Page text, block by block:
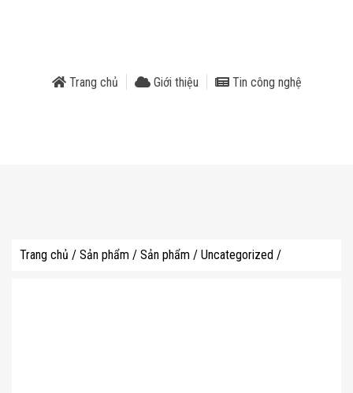
Trang chủ Giới thiệu Tin công nghệ
Trang chủ / Sản phẩm / Sản phẩm / Uncategorized /